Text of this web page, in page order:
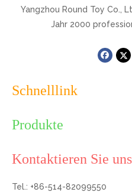
Yangzhou Round Toy Co.,
Jahr 2000
Schnelllink
Produkte
Kontaktieren Sie uns
Tel.: +86-514-82099550